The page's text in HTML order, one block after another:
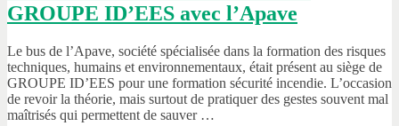
GROUPE ID’EES avec l’Apave
Le bus de l’Apave, société spécialisée dans la formation des risques
techniques, humains et environnementaux, était présent au siège de
GROUPE ID’EES pour une formation sécurité incendie. L’occasion
de revoir la théorie, mais surtout de pratiquer des gestes souvent mal
maîtrisés qui permettent de sauver …